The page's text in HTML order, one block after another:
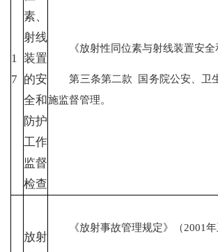
1
7
素、
射线
装置
的安
全和
防护
工作
监督
检查
《放射性同位素与射线装置安全
第三条第二款 国务院公安、卫生
施监督管理。
放射
《放射事故管理规定》（2001年